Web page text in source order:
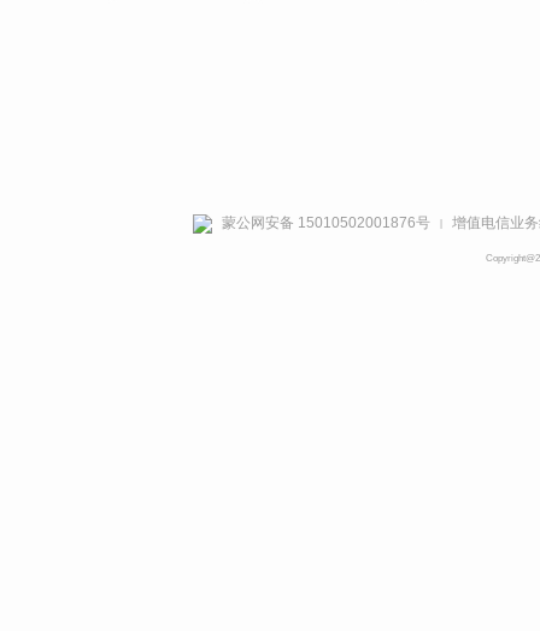
蒙公网安备 15010502001876号 增值电信业